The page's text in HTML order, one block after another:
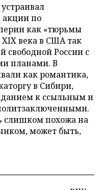
по
как «тюрьмы
века в США так
свободной России с
планами. В
как романтика,
в Сибири,
к ссыльным и
слишком похожа на
может быть,